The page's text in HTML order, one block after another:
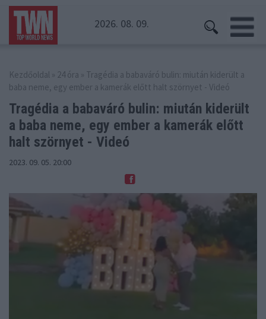
2026. 08. 09.
Kezdőoldal » 24 óra » Tragédia a babaváró bulin: miután kiderült a
baba neme, egy ember a kamerák előtt halt szörnyet - Videó
Tragédia a babaváró bulin: miután kiderült
a baba neme, egy ember a kamerák előtt
halt szörnyet - Videó
2023. 09. 05. 20:00